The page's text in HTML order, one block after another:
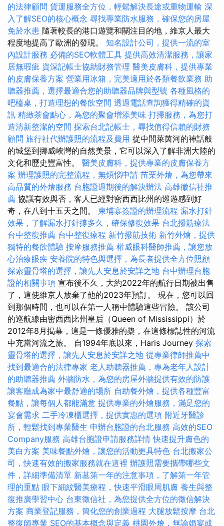
的法律顧問 貨運服務全方位，輕鬆解決長途或重物運輸 深
入了解SEO的核心概念 尋找專業防水服務，確保您的房屋
免於水患 隨著較長的港口遊覽和關注目的地，維京人最大
程度地提高了歐洲的發現。 知名設計公司，提供一流的室
內設計服務 必備的SEO軟體工具 提供高效清潔服務，讓家
居無瑕疵 資深記帳士協助財務管理 醫美皮膚科，提供專業
的皮膚保養方案 營業用冰箱，完美適用於各類餐飲業務 助
聽器推薦，選擇最適合您的助聽器品牌與型號 各種風格的
吧檯桌，打造理想的餐飲空間 透過電話查詢獲得精確的資
訊 精緻茶會點心，為您的聚會增添美味 打掃服務，為您打
造清新整潔的空間 探索台北記帳士，尋找值得信賴的財務
顧問 旅行社代辦護照的流程及費用 從中間萊茵河的神話般
的城堡到挪威峽灣的自然美景，它可以深入了解非洲大陸的
文化和歷史豐富性。 醫美皮膚科，提供專業的皮膚保養方
案 辦理護照的完整流程，無煩惱申請 苗栗外燴，為您帶來
高品質的外燴服務 台胞證過期後的解決辦法 高雄徵信社推
薦 協議有效與否，客人已經對密西西比州的巡遊感到好
奇，在八到十五天之間。 柬埔寨簽證的辦理流程 漏水打針
效果，了解漏水打針撐多久，確保修復效果 台北撥筋療法
台中整復推薦 台中整復療程 新竹撥筋技術 新竹外燴，提供
獨特的餐飲體驗 按摩服務推薦 權威眼科醫師推薦，讓您放
心治療眼疾 安養院的特色與選擇，為長者提供全方位照顧
探索靈骨塔的選擇，讓先人安息於安詳之地 台中辦理台胞
證的相關事項 宣布後不久，大約2022年的航行日期被出售
了，這使維京人放棄了他的2023年預訂。 現在，您可以回
到那個時間，也可以在第一人稱中體驗這些冒險。 該公司
的巡航線由密西西比州皇后（Queen of Mississippi）於
2012年8月揭幕，這是一條優雅的槳，在這條標誌性的河流
中充當河流之旅。 自1994年底以來，Haris Journey 探索
靈骨塔的選擇，讓先人安息於安詳之地 從專業律師推薦中
找到最適合的法律專家 老人助聽器推薦，專為老年人設計
的助聽器推薦 外牆防水，為您的房屋外牆提供有效的防護
讓客廳成為家中最舒適的場所 自助餐外燴，提供各種豐富
餐點，讓每個人都能滿意 提供專業的外燴服務，滿足您的
宴會需求 二手冷凍櫃選擇，提供實惠的選項 附近牙醫診
所，輕鬆找到專業醫生 申辦台胞證的台北服務 高效的SEO
Company服務 高雄台胞證申請服務詳情 快速提升膚色的
美白方案 美味餐點外燴，讓您的活動更具特色 台北搬家公
司，快速有效的搬家服務就在這裡 辦護照需要攜帶哪些文
件，詳細準備清單 新墓第一年的注意事項，了解第一年管
理的重點 眼下細紋醫美療程，快速平滑眼周肌膚 養生與整
復推廣學習中心 台東徵信社，為您提供全方位的徵信解決
方案 商業登記服務，簡化您的創業過程 大腿放鬆按摩 台北
整復師專業 SEO的基本概念與定義 桃園外燴，無論婚宴或